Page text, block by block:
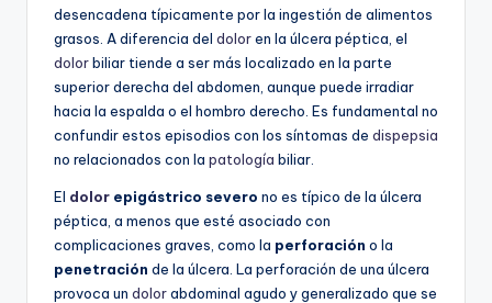
desencadena típicamente por la ingestión de alimentos
grasos. A diferencia del doloren la úlcera péptica, el
dolorbiliar tiende a ser más localizado en la parte
superior derecha del abdomen, aunque puede irradiar
hacia la espalda o el hombro derecho. Es fundamental no
confundir estos episodios con los síntomas de dispepsia
no relacionados con la patología biliar.
El dolor epigástrico severo no es típico de la úlcera
péptica, a menos que esté asociado con
complicaciones graves, como la perforación o la
penetración de la úlcera. La perforación de una úlcera
provoca un dolorabdominal agudo y generalizado que se